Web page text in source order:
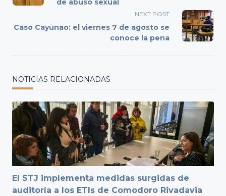
reader-
de abuso sexual
NEXT POST
Caso Cayunao: el viernes 7 de agosto se
conoce la pena
NOTICIAS RELACIONADAS
El STJ implementa medidas surgidas de
auditoría a los ETIs de Comodoro Rivadavia